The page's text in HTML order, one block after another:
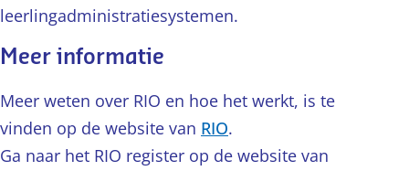
leerlingadministratiesystemen.
Meer informatie
Meer weten over RIO en hoe het werkt, is te
vinden op de website van RIO.
Ga naar het RIO register op de website van